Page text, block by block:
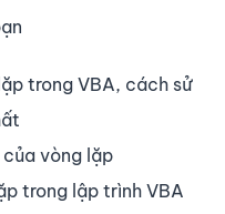
trong VBA, cách sử
vòng lặp
trong lập trình VBA